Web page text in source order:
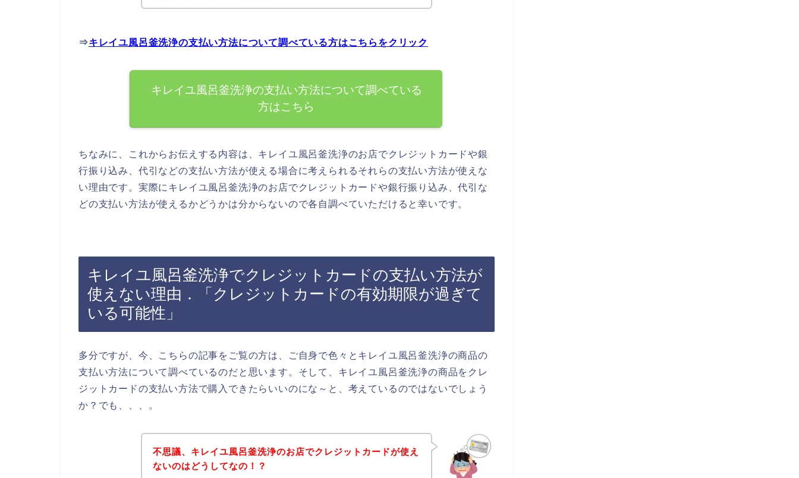
⇒キレイユ風呂釜洗浄の支払い方法について調べている方はこちらをクリック
キレイユ風呂釜洗浄の支払い方法について調べている
方はこちら
ちなみに、これからお伝えする内容は、キレイユ風呂釜洗浄のお店でクレジットカードや銀
行振り込み、代引などの支払い方法が使える場合に考えられるそれらの支払い方法が使えな
い理由です。実際にキレイユ風呂釜洗浄のお店でクレジットカードや銀行振り込み、代引な
どの支払い方法が使えるかどうかは分からないので各自調べていただけると幸いです。
キレイユ風呂釜洗浄でクレジットカードの支払い方法が
使えない理由．「クレジットカードの有効期限が過ぎて
いる可能性」
多分ですが、今、こちらの記事をご覧の方は、ご自身で色々とキレイユ風呂釜洗浄の商品の
支払い方法について調べているのだと思います。そして、キレイユ風呂釜洗浄の商品をクレ
ジットカードの支払い方法で購入できたらいいのにな～と、考えているのではないでしょう
か？でも、、、。
不思議、キレイユ風呂釜洗浄のお店でクレジットカードが使え
ないのはどうしてなの！？